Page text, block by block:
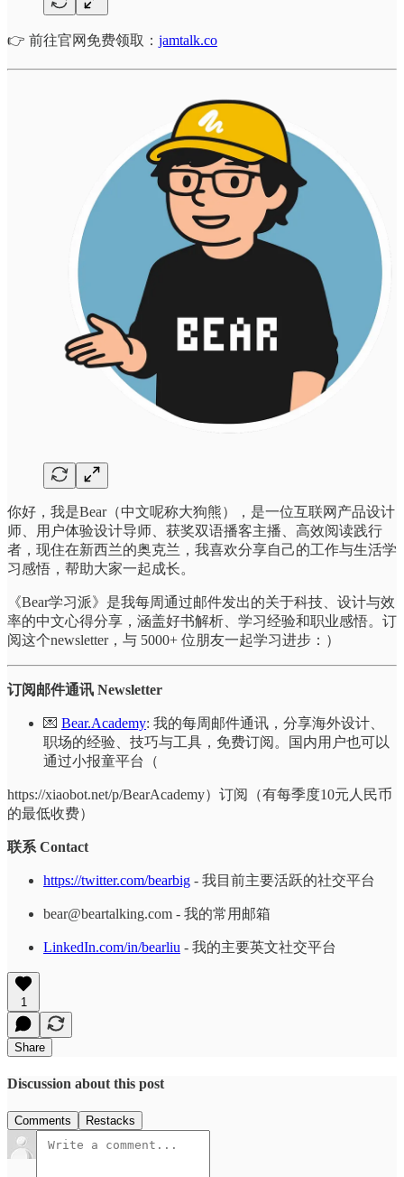
👉 前往官网免费领取： jamtalk.co
你好，我是Bear（中文呢称大狗熊），是一位互联网产品设计
师、用户体验设计导师、获奖双语播客主播、高效阅读践行
者，现住在新西兰的奥克兰，我喜欢分享自己的工作与生活学
习感悟，帮助大家一起成长。
《Bear学习派》是我每周通过邮件发出的关于科技、设计与效
率的中文心得分享，涵盖好书解析、学习经验和职业感悟。订
阅这个newsletter，与 5000+ 位朋友一起学习进步：）
订阅邮件通讯 Newsletter
💌 Bear.Academy: 我的每周邮件通讯，分享海外设计、
职场的经验、技巧与工具，免费订阅。国内用户也可以
通过小报童平台（
https://xiaobot.net/p/BearAcademy）订阅（有每季度10元人民币
的最低收费）
联系 Contact
https://twitter.com/bearbig - 我目前主要活跃的社交平台
bear@beartalking.com - 我的常用邮箱
LinkedIn.com/in/bearliu - 我的主要英文社交平台
1
Share
Discussion about this post
Comments Restacks